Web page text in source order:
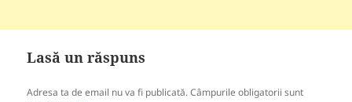
Lasă un răspuns
Adresa ta de email nu va fi publicată. Câmpurile obligatorii sunt